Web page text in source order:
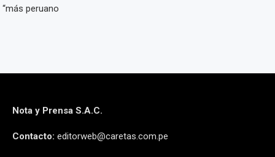
peruano
Nota y Prensa S.A.C.
Contacto: editorweb@caretas.com.pe